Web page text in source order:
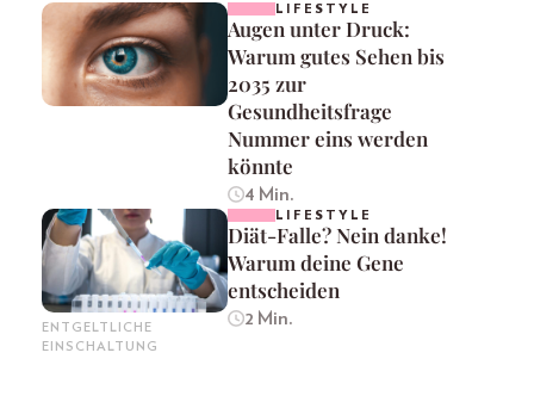
LIFESTYLE
Augen unter Druck:
Warum gutes Sehen bis
2035 zur
Gesundheitsfrage
Nummer eins werden
könnte
4 Min.
ENTGELTLICHE
EINSCHALTUNG
LIFESTYLE
Diät-Falle? Nein danke!
Warum deine Gene
entscheiden
2 Min.